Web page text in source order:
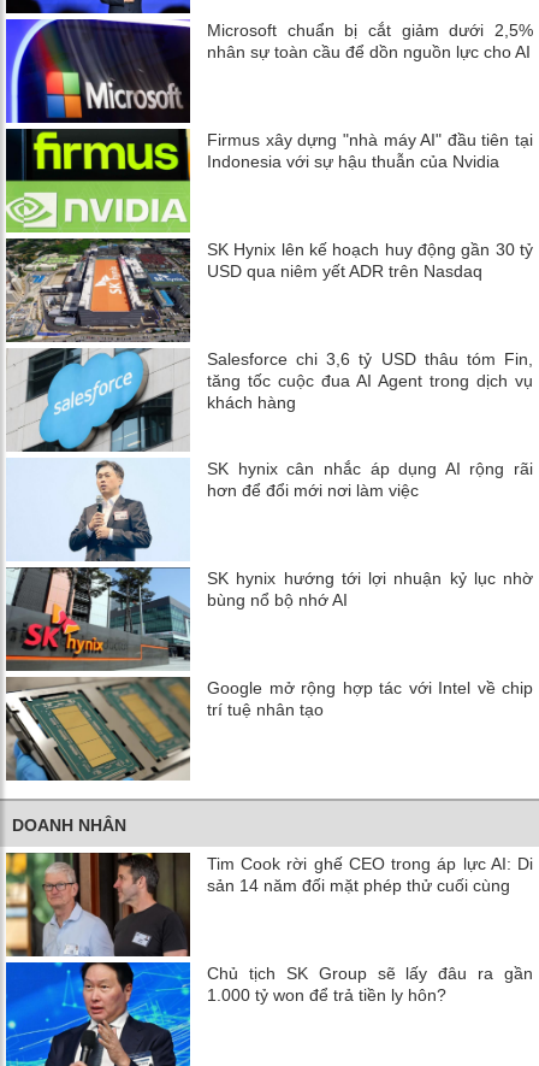
Microsoft chuẩn bị cắt giảm dưới 2,5%
nhân sự toàn cầu để dồn nguồn lực cho AI
Firmus xây dựng "nhà máy AI" đầu tiên tại
Indonesia với sự hậu thuẫn của Nvidia
SK Hynix lên kế hoạch huy động gần 30 tỷ
USD qua niêm yết ADR trên Nasdaq
Salesforce chi 3,6 tỷ USD thâu tóm Fin,
tăng tốc cuộc đua AI Agent trong dịch vụ
khách hàng
SK hynix cân nhắc áp dụng AI rộng rãi
hơn để đổi mới nơi làm việc
SK hynix hướng tới lợi nhuận kỷ lục nhờ
bùng nổ bộ nhớ AI
Google mở rộng hợp tác với Intel về chip
trí tuệ nhân tạo
DOANH NHÂN
Tim Cook rời ghế CEO trong áp lực AI: Di
sản 14 năm đối mặt phép thử cuối cùng
Chủ tịch SK Group sẽ lấy đâu ra gần
1.000 tỷ won để trả tiền ly hôn?